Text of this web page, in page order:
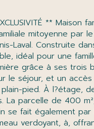
mitoyenne par
Laval. Construite
idéal pour une
grâce à ses trois
le séjour, et un
pied. À l?étage,
parcelle de 400
se fait également
verdoyant, à,